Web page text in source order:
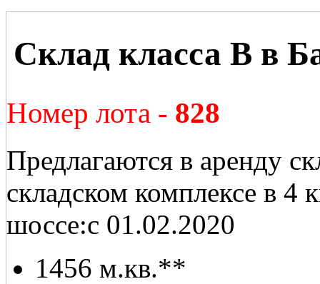
Склад класса В в
Номер лота - 828
Предлагаются в аренду
складском комплексе в
шоссе:с 01.02.2020
1456 м.кв.**